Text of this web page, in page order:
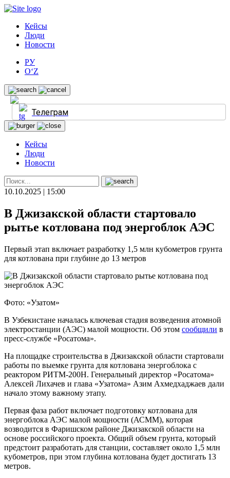
Кейсы
Люди
Новости
РУ
O‘Z
Телеграм
Кейсы
Люди
Новости
10.10.2025 | 15:00
В Джизакской области стартовало
рытье котлована под энергоблок АЭС
Первый этап включает разработку 1,5 млн кубометров грунта
для котлована при глубине до 13 метров
Фото: «Узатом»
В Узбекистане началась ключевая стадия возведения атомной
электростанции (АЭС) малой мощности. Об этом сообщили в
пресс-службе «Росатома».
На площадке строительства в Джизакской области стартовали
работы по выемке грунта для котлована энергоблока с
реактором РИТМ-200Н. Генеральный директор «Росатома»
Алексей Лихачев и глава «Узатома» Азим Ахмедхаджаев дали
начало этому важному этапу.
Первая фаза работ включает подготовку котлована для
энергоблока АЭС малой мощности (АСММ), которая
возводится в Фаришском районе Джизакской области на
основе российского проекта. Общий объем грунта, который
предстоит разработать для станции, составляет около 1,5 млн
кубометров, при этом глубина котлована будет достигать 13
метров.